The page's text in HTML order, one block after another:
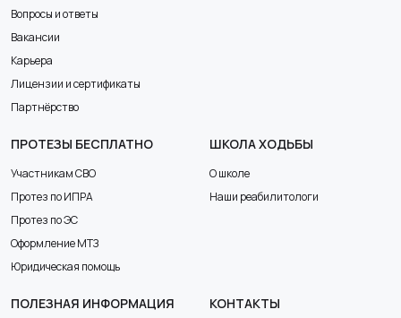
Вопросы и ответы
Вакансии
Карьера
Лицензии и сертификаты
Партнёрство
ПРОТЕЗЫ БЕСПЛАТНО
Участникам СВО
Протез по ИПРА
Протез по ЭС
Оформление МТЗ
Юридическая помощь
ШКОЛА ХОДЬБЫ
О школе
Наши реабилитологи
ПОЛЕЗНАЯ ИНФОРМАЦИЯ КОНТАКТЫ